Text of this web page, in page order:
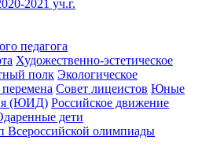
2021 уч.г.
педагога
Художественно-эстетическое
полк Экологическое
Совет лицеистов Юные
(ЮИД) Российское движение
дети
Всероссийской олимпиады